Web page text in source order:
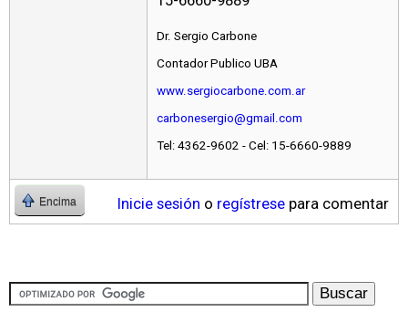
Dr. Sergio Carbone
Contador Publico UBA
www.sergiocarbone.com.ar
carbonesergio@gmail.com
Tel: 4362-9602 - Cel: 15-6660-9889
Encima Inicie sesión o regístrese para comentar